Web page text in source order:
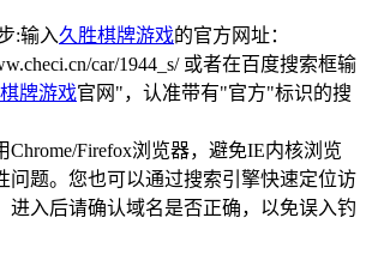
:输入久胜棋牌游戏的官方网址：
car/1944_s/ 或者在百度搜索框输
牌游戏官网"，认准带有"官方"标识的搜
Chrome/Firefox浏览器，避免IE内核浏览
问题。您也可以通过搜索引擎快速定位访
进入后请确认域名是否正确，以免误入钓